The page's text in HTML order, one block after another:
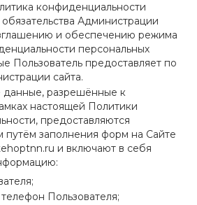
конфиденциальности
обязательства Администрации
и обеспечению режима
персональных
Пользователь предоставляет по
сайта.
данные, разрешённые к
настоящей Политики
предоставляются
путём заполнения форм на Сайте
и включают в себя
Пользователя;